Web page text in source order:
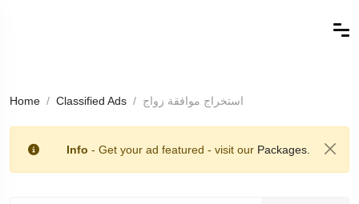
Home Classified Ads استخراج موافقة زواج
Info - Get your ad featured - visit our Packages.